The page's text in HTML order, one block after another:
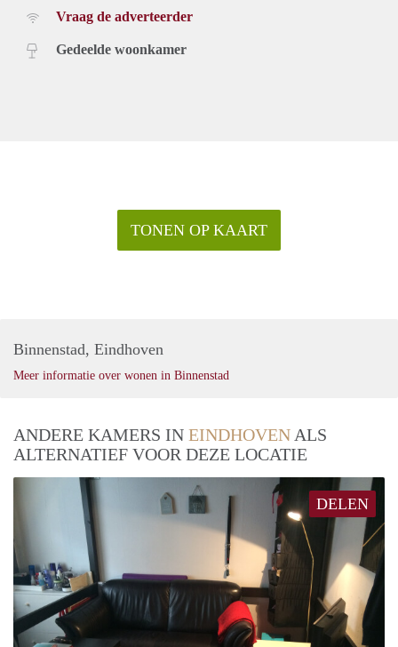
Vraag de adverteerder
Gedeelde woonkamer
TONEN OP KAART
Binnenstad, Eindhoven
Meer informatie over wonen in Binnenstad
ANDERE KAMERS IN EINDHOVEN ALS
ALTERNATIEF VOOR DEZE LOCATIE
DELEN